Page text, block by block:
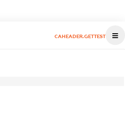
CAHEADER.GETTEST